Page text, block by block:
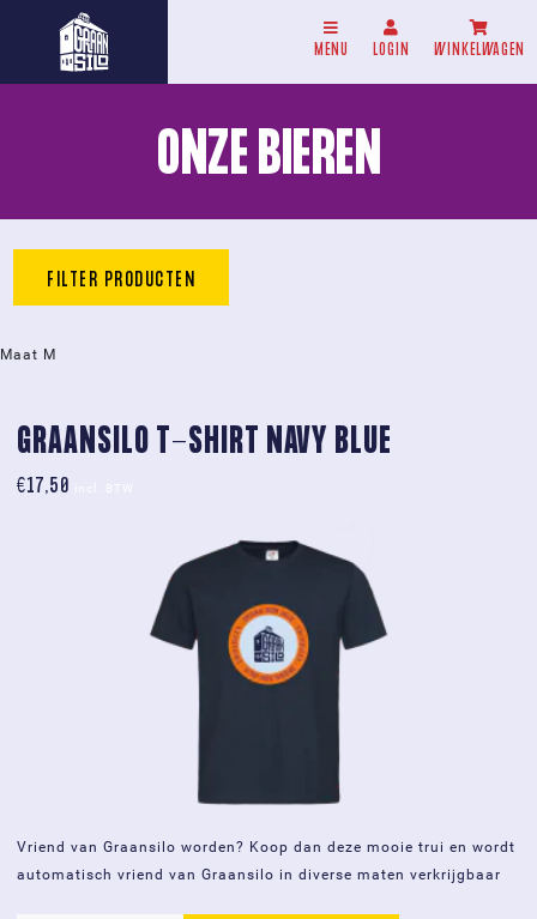
MENU LOGIN WINKELWAGEN
ONZE BIEREN
FILTER PRODUCTEN
Maat M
GRAANSILO T-SHIRT NAVY BLUE
€17,50
Vriend van Graansilo worden? Koop dan deze mooie trui en wordt
automatisch vriend van Graansilo in diverse maten verkrijgbaar